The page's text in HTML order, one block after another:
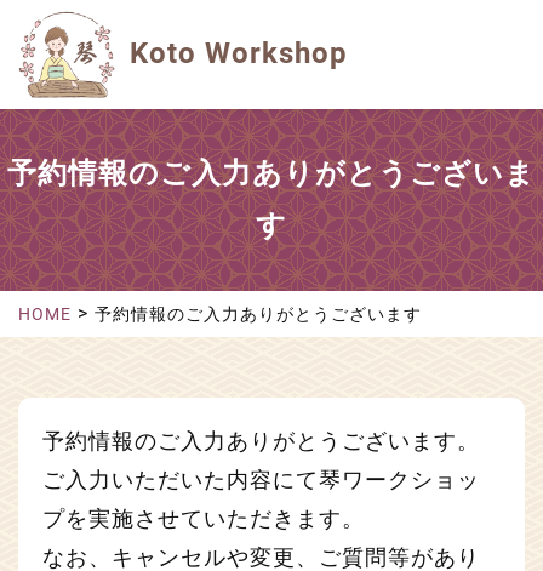
Koto Workshop
予約情報のご入力ありがとうございま
す
HOME > 予約情報のご入力ありがとうございます
予約情報のご入力ありがとうございます。
ご入力いただいた内容にて琴ワークショッ
プを実施させていただきます。
なお、キャンセルや変更、ご質問等があり